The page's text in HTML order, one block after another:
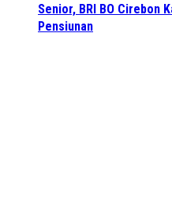
Senior, BRI BO Cirebon
Pensiunan